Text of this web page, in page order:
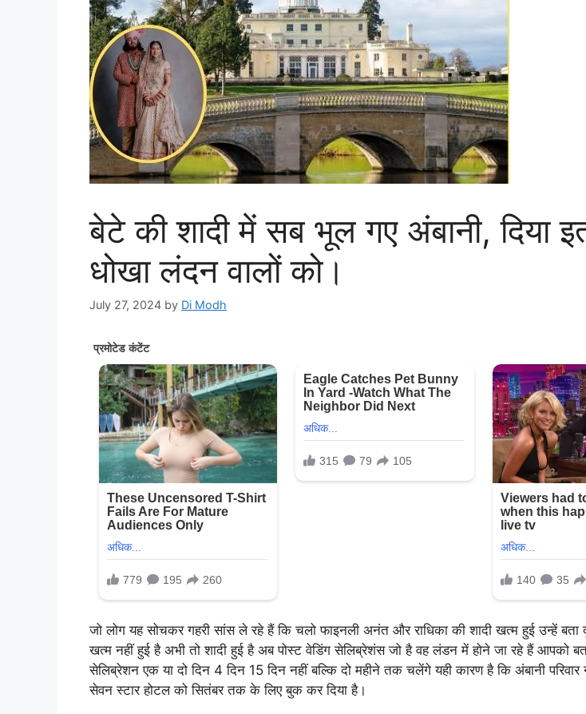
बेटे की शादी में सब भूल गए अंबानी, दिया
धोखा लंदन वालों को।
July 27, 2024 by Di Modh
जो लोग यह सोचकर गहरी सांस ले रहे हैं कि चलो फाइनली अनंत और राधिका की शादी खत्म हुई उन्हें बता
खत्म नहीं हुई है अभी तो शादी हुई है अब पोस्ट वेडिंग सेलिब्रेशंस जो है वह लंडन में होने जा रहे हैं आपको
सेलिब्रेशन एक या दो दिन 4 दिन 15 दिन नहीं बल्कि दो महीने तक चलेंगे यही कारण है कि अंबानी
सेवन स्टार होटल को सितंबर तक के लिए बुक कर दिया है।